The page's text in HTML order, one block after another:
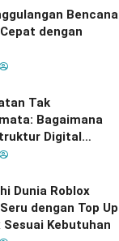
Bencana
dengan
Tak
Bagaimana
Digital
Indonesia–
Dunia Roblox
dengan Top Up
Sesuai Kebutuhan